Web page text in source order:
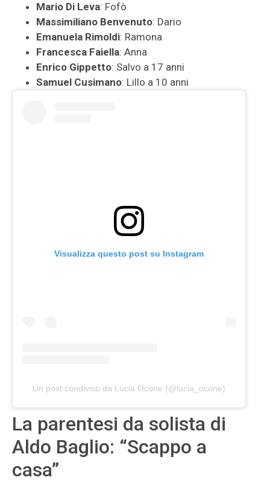
Mario Di Leva: Fofò
Massimiliano Benvenuto: Dario
Emanuela Rimoldi: Ramona
Francesca Faiella: Anna
Enrico Gippetto: Salvo a 17 anni
Samuel Cusimano: Lillo a 10 anni
Visualizza questo post su Instagram
Un post condiviso da Lucia Ocone (@lucia_ocone)
La parentesi da solista di
Aldo Baglio: “Scappo a
casa”